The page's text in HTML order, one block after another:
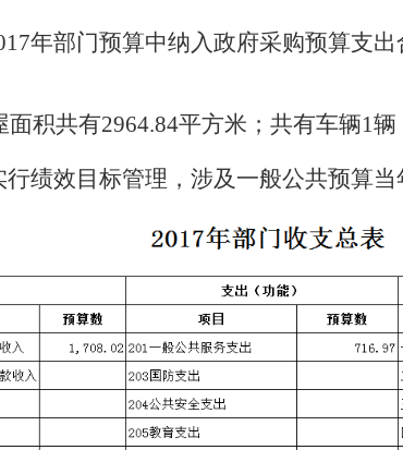
年部门预算中纳入政府采购预算支
积共有2964.84平方米；共有车辆1
绩效目标管理，涉及一般公共预算当